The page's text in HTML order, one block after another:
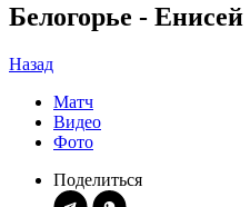
Белогорье - Енисей
Назад
Матч
Видео
Фото
Поделиться